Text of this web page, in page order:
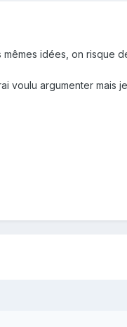
idées, on risque
voulu argumenter mais